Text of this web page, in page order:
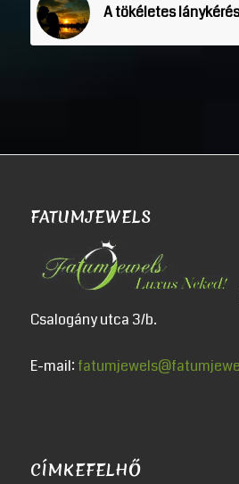
A tökéletes lánykérés
FATUMJEWELS
Csalogány utca 3/b.
E-mail:
CÍMKEFELHŐ